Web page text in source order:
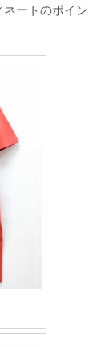
ートのポイン